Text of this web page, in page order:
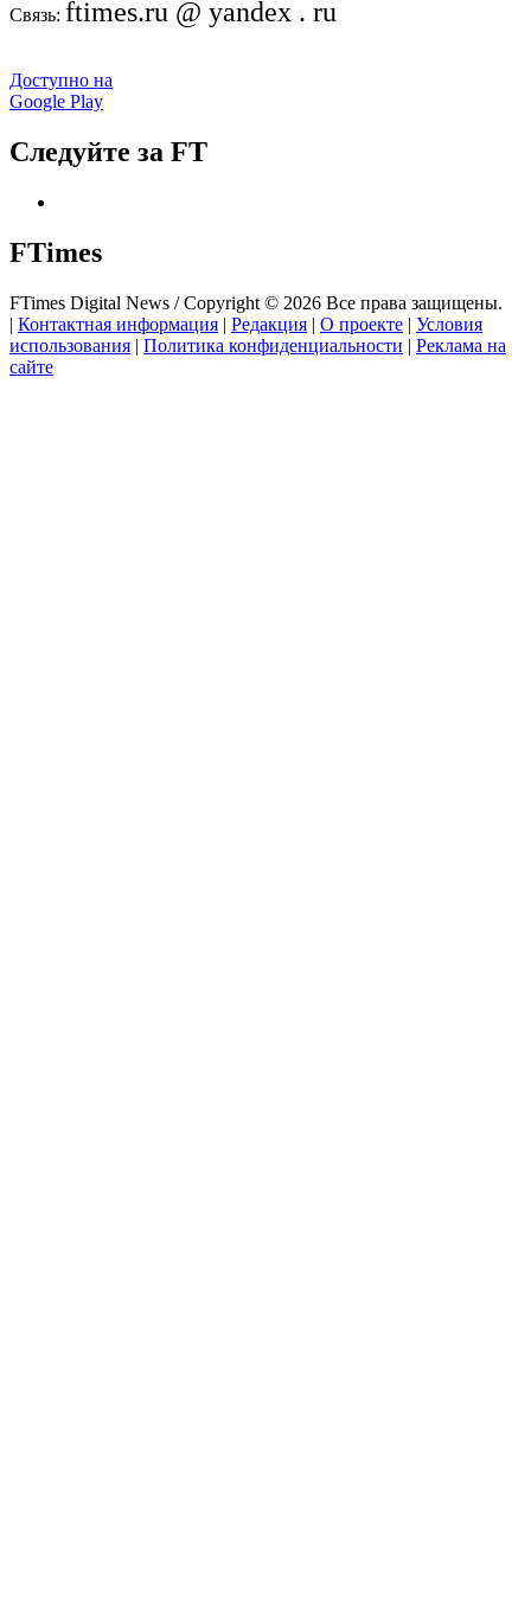
Связь: ftimes.ru @ yandex . ru
Доступно на
Google Play
Следуйте за FT
FTimes
FTimes Digital News / Copyright © 2026 Все права защищены.
| Контактная информация | Редакция | О проекте | Условия
использования | Политика конфиденциальности | Реклама на
сайте